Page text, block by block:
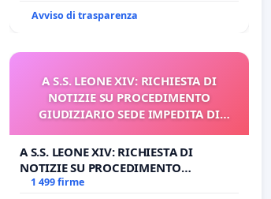
Avviso di trasparenza
A S.S. LEONE XIV: RICHIESTA DI
NOTIZIE SU PROCEDIMENTO
GIUDIZIARIO SEDE IMPEDITA DI
A S.S. LEONE XIV: RICHIESTA DI
NOTIZIE SU PROCEDIMENTO
GIUDIZIARIO SEDE IMPEDITA DI
1 499 firme